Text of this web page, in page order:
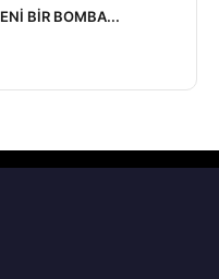
BİR BOMBA...